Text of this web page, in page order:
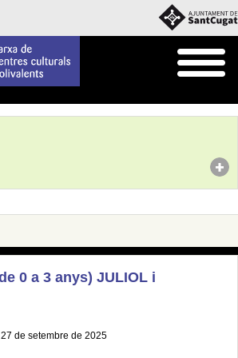
0 a 3 anys) JULIOL i
de setembre de 2025